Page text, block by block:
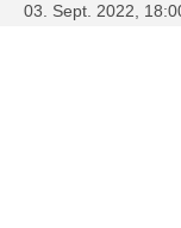
03. Sept. 2022,